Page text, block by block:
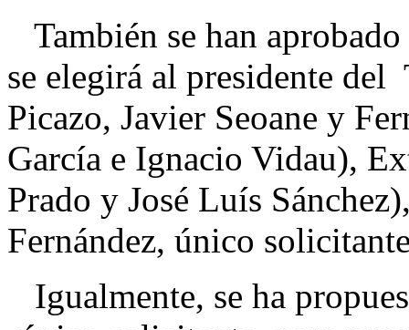
También se han
se elegirá al presidente del
Picazo, Javier Seoane y
García e Ignacio Vidau),
Prado y José Luís
Fernández, único
Igualmente, se ha